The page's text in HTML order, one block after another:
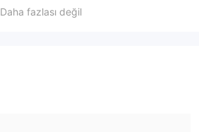
Daha fazlası değil